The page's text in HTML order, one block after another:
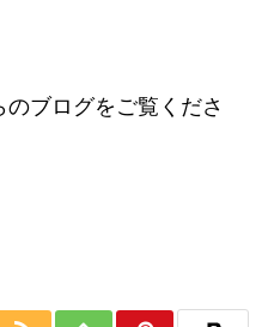
ブログをご覧くださ